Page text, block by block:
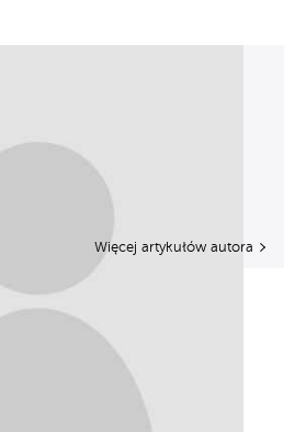
Więcej artykułów autora